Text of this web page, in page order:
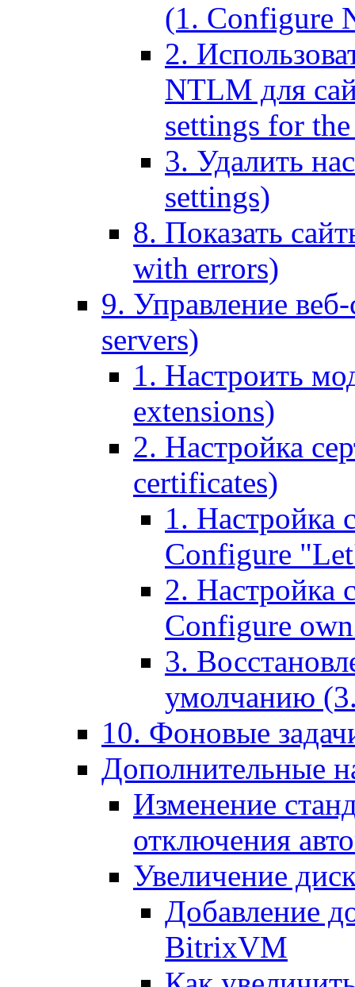
(1. Configure
2.
NTLM для
settings for
3. Удалить
settings)
8. Показать
with errors)
9. Управление
servers)
1. Настроить
extensions)
2. Настройка
certificates)
1. Настройка
Configure
2. Настройка
Configure
3.
умолчанию
10. Фоновые
Дополнительные
Изменение
отключения
Увеличение
Добавление
BitrixVM